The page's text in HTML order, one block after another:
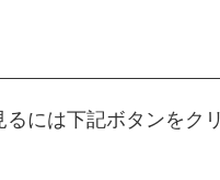
には下記ボタンをク